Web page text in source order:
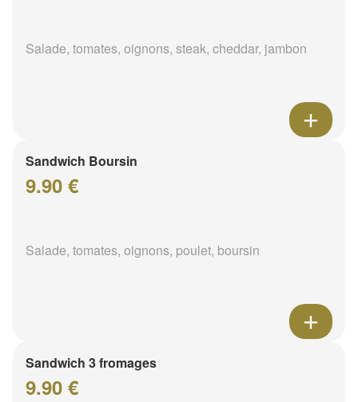
Salade, tomates, oignons, steak, cheddar, jambon
Sandwich Boursin
9.90 €
Salade, tomates, oignons, poulet, boursin
Sandwich 3 fromages
9.90 €